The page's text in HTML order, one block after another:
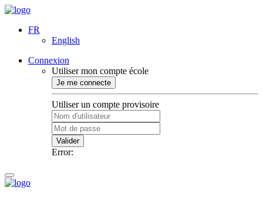
FR
English
Connexion
Utiliser mon compte école
Je me connecte
Utiliser un compte provisoire
Valider
Error: